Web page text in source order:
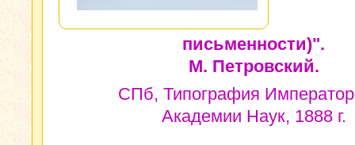
письменности)".
М. Петровский.
СПб, Типография
Академии Наук, 1888 г.